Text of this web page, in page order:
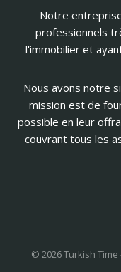
Notre
professionnels
l'immobilier et
Nous avons notre
mission est de
possible en leur
couvrant tous les
© 2026 Turkish Time